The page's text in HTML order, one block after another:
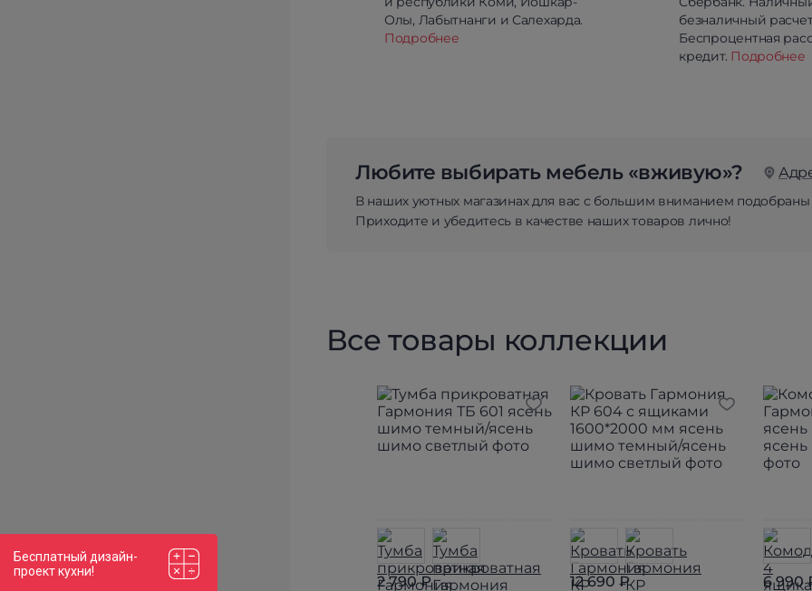
Олы, Лабытнанги и Салехарда.
Подробнее
безналичный
Беспроцентная
кредит. Подробнее
Любите выбирать мебель «вживую»?
В наших уютных магазинах для вас с большим вниманием
Приходите и убедитесь в качестве наших товаров лично!
Все товары коллекции
2 790 ₽ 12 690 ₽ 6 990
Бесплатный дизайн-
проект кухни!